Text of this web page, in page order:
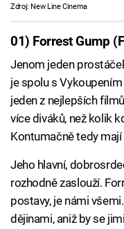
Zdroj: New Line Cinema
01) Forrest Gump
Jenom jeden
je spolu s
jeden z nejlepších
více diváků, než kolik
Kontumačně tedy mají
Jeho hlavní,
rozhodně zaslouží.
postavy, je námi
dějinami, aniž by se